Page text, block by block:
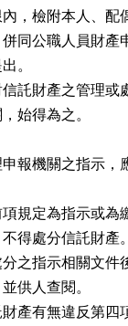
，檢附本人、配
同公職人員財產
。
託財產之管理或
始得為之。
報機關之指示，
規定為指示或為
不得處分信託財產
之指示相關文件
供人查閱。
產有無違反第四